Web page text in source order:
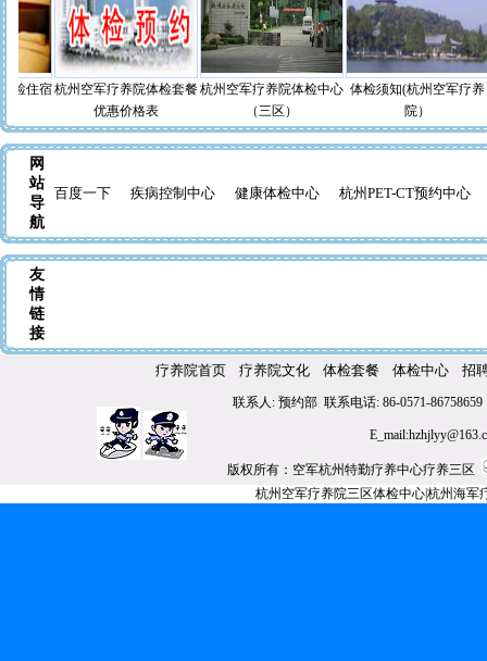
检住宿杭州空军疗养院体检套餐
优惠价格表
杭州空军疗养院体检中心
（三区）
体检须知(杭州空军疗养
院）
网
站
导
航
百度一下 疾病控制中心 健康体检中心 杭州PET-CT预约中心
友
情
链
接
疗养院首页 疗养院文化 体检套餐 体检中心 招
联系人: 预约部 联系电话: 86-0571-
版权所有：空军杭州特勤疗养中心疗养三区
杭州空军疗养院三区体检中心|杭州海军